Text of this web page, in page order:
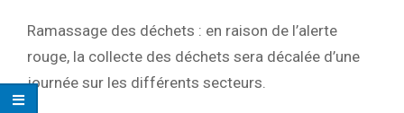
Ramassage des déchets : en raison de l’alerte
rouge, la collecte des déchets sera décalée d’une
journée sur les différents secteurs.